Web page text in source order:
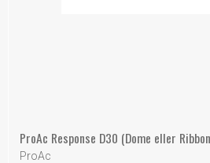
ProAc Response D30 (Dome eller
ProAc